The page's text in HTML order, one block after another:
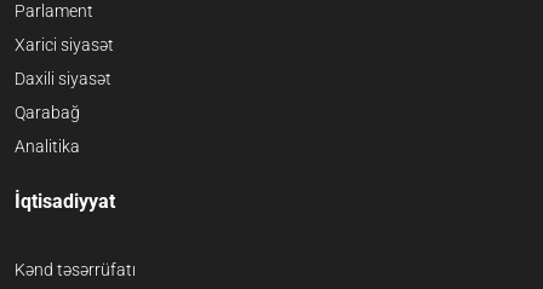
Parlament
Xarici siyasət
Daxili siyasət
Qarabağ
Analitika
İqtisadiyyat
Kənd təsərrüfatı